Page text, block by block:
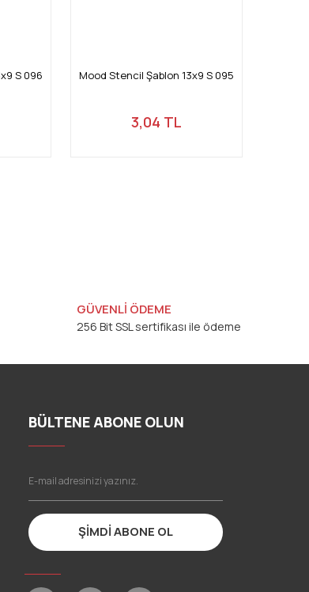
S 096 Mood Stencil Şablon 13x9 S 095
3,04 TL
GÜVENLİ ÖDEME
256 Bit SSL sertifikası ile ödeme
BÜLTENE ABONE OLUN
ŞİMDİ ABONE OL